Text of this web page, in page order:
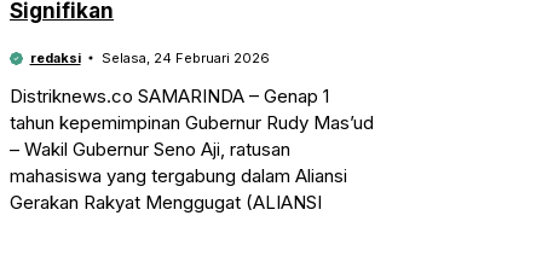
Signifikan
redaksi Selasa, 24 Februari 2026
Distriknews.co SAMARINDA – Genap 1
tahun kepemimpinan Gubernur Rudy Mas’ud
– Wakil Gubernur Seno Aji, ratusan
mahasiswa yang tergabung dalam Aliansi
Gerakan Rakyat Menggugat (ALIANSI